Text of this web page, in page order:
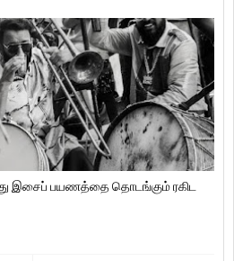
இசைப் பயணத்தை தொடங்கும் ரகிட